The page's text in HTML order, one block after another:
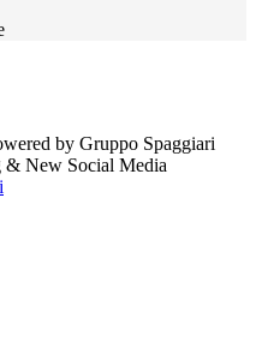
by Gruppo Spaggiari
& New Social Media